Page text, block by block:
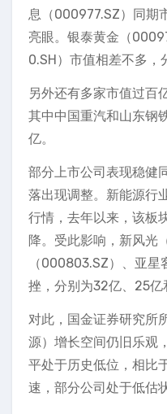
息（000977.SZ）同期
亮眼。银泰黄金（
0.SH）市值相差不多，
另外还有多家市值过百
其中中国重汽和山东钢
亿。
部分上市公司表现稳健
落出现调整。新能源行
行情，去年以来，该板
降。受此影响，新风光
（000803.SZ）、亚
挫，分别为32亿、25亿
对此，国金证券研究所
源）增长空间仍旧乐观
平处于历史低位，相比
速，部分公司处于低估